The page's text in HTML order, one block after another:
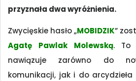
przyznała dwa wyróżnienia.
Zwycięskie hasło „MOBIDZIK”
Agatę Pawlak Molewską. To
nawiązuje zarówno do
komunikacji, jak i do